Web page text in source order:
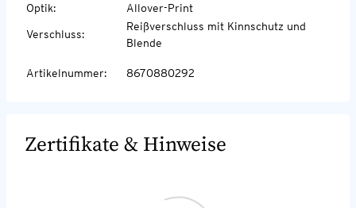
Optik: Allover-Print
Verschluss:
Reißverschluss mit Kinnschutz und
Blende
Artikelnummer: 8670880292
Zertifikate & Hinweise